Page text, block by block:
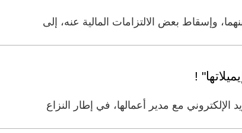
وإسقاط بعض الالتزامات المالية عنه، إلى
مع مدير أعمالها، في إطار النزاع